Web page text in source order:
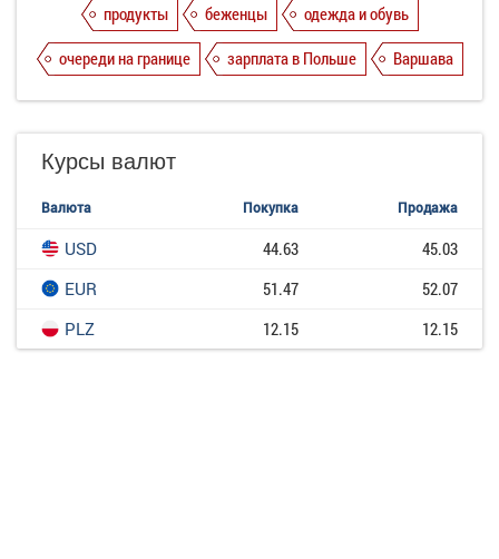
продукты
беженцы
одежда и обувь
очереди на границе
зарплата в Польше Варшава
Курсы валют
Валюта Покупка Продажа
USD 44.63
45.03
EUR
51.47
52.07
PLZ
12.15 12.15